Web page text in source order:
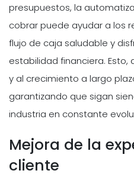
presupuestos, la
cobrar puede ayudar a los
flujo de caja saludable y
estabilidad financiera. Esto,
y al crecimiento a largo
garantizando que sigan
industria en constante
Mejora de la
cliente